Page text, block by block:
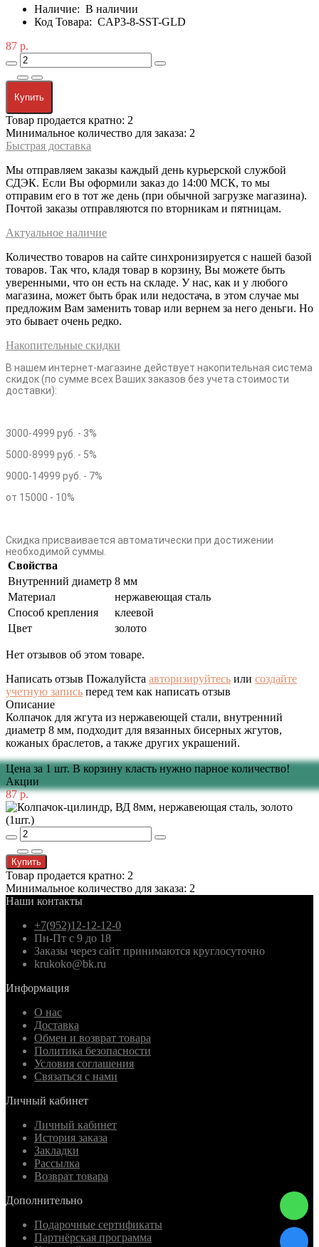
Наличие: В наличии
Код Товара: CAP3-8-SST-GLD
87 р.
Купить
Товар продается кратно: 2
Минимальное количество для заказа: 2
Быстрая доставка
Мы отправляем заказы каждый день курьерской службой
СДЭК. Если Вы оформили заказ до 14:00 МСК, то мы
отправим его в тот же день (при обычной загрузке магазина).
Почтой заказы отправляются по вторникам и пятницам.
Актуальное наличие
Количество товаров на сайте синхронизируется с нашей базой
товаров. Так что, кладя товар в корзину, Вы можете быть
уверенными, что он есть на складе. У нас, как и у любого
магазина, может быть брак или недостача, в этом случае мы
предложим Вам заменить товар или вернем за него деньги. Но
это бывает очень редко.
Накопительные скидки
В нашем интернет-магазине действует накопительная система
скидок (по сумме всех Ваших заказов без учета стоимости
доставки):
3000-4999 руб. - 3%
5000-8999 руб. - 5%
9000-14999 руб. - 7%
от 15000 - 10%
Скидка присваивается автоматически при достижении
необходимой суммы.
Свойства
Внутренний диаметр 8 мм
Материал
нержавеющая сталь
Способ крепления
клеевой
Цвет
золото
Нет отзывов об этом товаре.
Написать отзыв Пожалуйста авторизируйтесь или создайте
учетную запись перед тем как написать отзыв
Описание
Колпачок для жгута из нержавеющей стали, внутренний
диаметр 8 мм, подходит для вязанных бисерных жгутов,
кожаных браслетов, а также других украшений.
Цена за 1 шт. В корзину класть нужно парное количество!
Акции
87 р.
Купить
Товар продается кратно: 2
Минимальное количество для заказа: 2
Наши контакты
+7(952)12-12-12-0
Пн-Пт с 9 до 18
Заказы через сайт принимаются круглосуточно
krukoko@bk.ru
Информация
О нас
Доставка
Обмен и возврат товара
Политика безопасности
Условия соглашения
Связаться с нами
Личный кабинет
Личный кабинет
История заказа
Закладки
Рассылка
Возврат товара
Дополнительно
Подарочные сертификаты
Партнёрская программа